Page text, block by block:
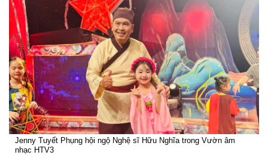
Jenny Tuyết Phụng hội ngộ Nghệ sĩ Hữu Nghĩa trong Vườn âm
nhạc HTV3